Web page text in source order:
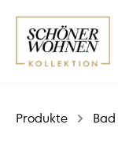
Produkte Bad